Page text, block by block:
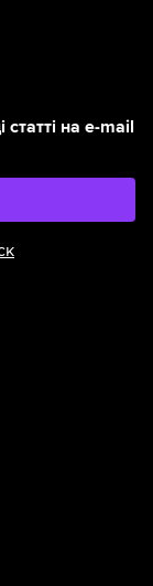
на e-mail